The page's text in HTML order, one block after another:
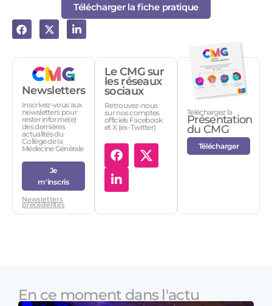
Télécharger la fiche pratique
Newsletters
Inscrivez-vous aux
newsletters pour
rester informé(e)
des dernières
actualités du
Collège de la
Médecine Générale
Je
m'inscris
Newsletters
précédentes
Le CMG sur
les réseaux
sociaux
Retrouvez-nous
sur nos comptes
officiels Facebook
et X (ex-Twitter)
Téléchargez la
Présentation
du CMG
Télécharger
En ce moment dans l'actu